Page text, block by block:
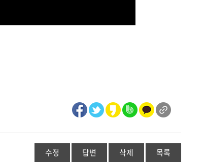
수정 답변 삭제 목록